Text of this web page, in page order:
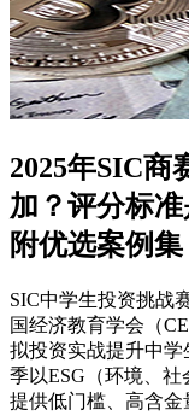
2025年SIC商
加？评分标
附优选案例集
SIC中学生投资挑战
国经济教育学会（
拟投资实战提升中学
季以ESG（环境、
提供低门槛、高含金